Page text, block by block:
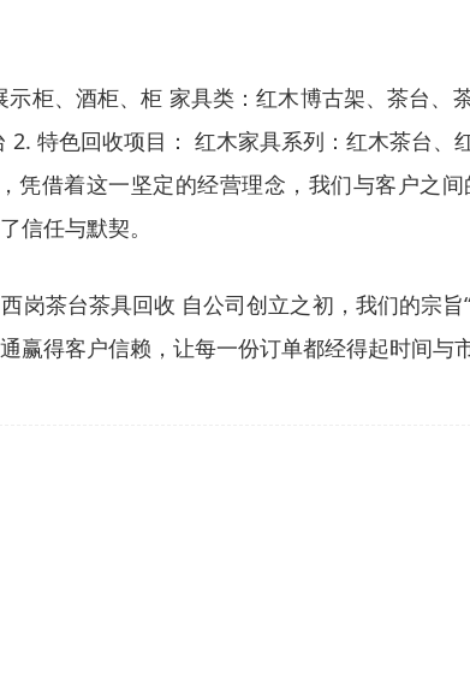
柜、酒柜、柜 家具类：红木博古架、茶台、
特色回收项目： 红木家具系列：红木茶台
凭借着这一坚定的经营理念，我们与客户之
信任与默契。
岗茶台茶具回收 自公司创立之初，我们的宗
得客户信赖，让每一份订单都经得起时间与市